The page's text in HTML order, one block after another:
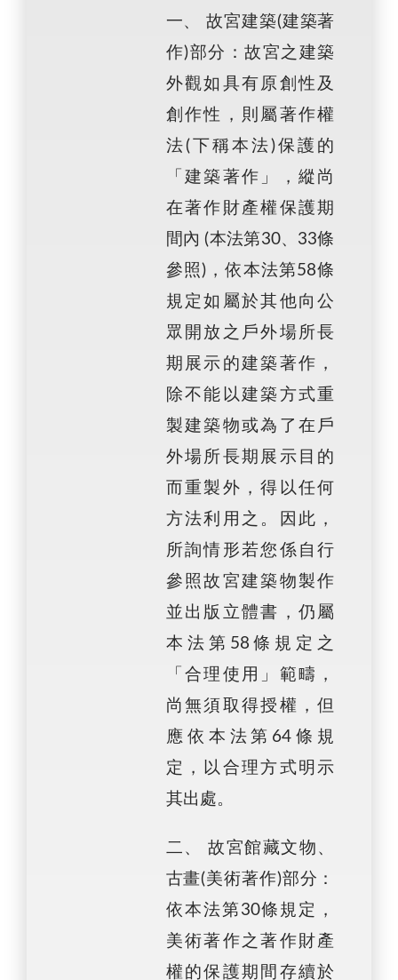
一、 故宮建築(建築著
作)部分：故宮之建築
外觀如具有原創性及
創作性，則屬著作權
法(下稱本法)保護的
「建築著作」，縱尚
在著作財產權保護期
間內 (本法第30、33條
參照)，依本法第58條
規定如屬於其他向公
眾開放之戶外場所長
期展示的建築著作，
除不能以建築方式重
製建築物或為了在戶
外場所長期展示目的
而重製外，得以任何
方法利用之。因此，
所詢情形若您係自行
參照故宮建築物製作
並出版立體書，仍屬
本法第58條規定之
「合理使用」範疇，
尚無須取得授權，但
應依本法第64條規
定，以合理方式明示
其出處。
二、 故宮館藏文物、
古畫(美術著作)部分：
依本法第30條規定，
美術著作之著作財產
權的保護期間存續於